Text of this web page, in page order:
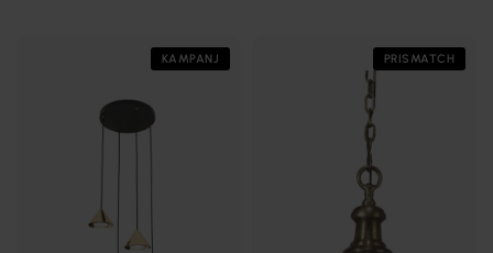
KAMPANJ PRISMATCH